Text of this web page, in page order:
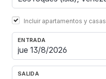
Incluir apartamentos y casas
ENTRADA
SALIDA